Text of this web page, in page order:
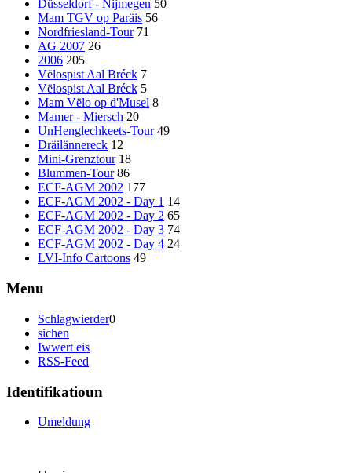
Düsseldorf - Nijmegen 50
Mam TGV op Paräis 56
Nordfriesland-Tour 71
AG 2007 26
2006 205
Vëlospist Aal Bréck 7
Vëlospist Aal Bréck 5
Mam Vëlo op d'Musel 8
Mamer - Miersch 20
UnHenglechkeets-Tour 49
Dräilännereck 12
Mini-Grenztour 18
Blummen-Tour 86
ECF-AGM 2002 177
ECF-AGM 2002 - Day 1 14
ECF-AGM 2002 - Day 2 65
ECF-AGM 2002 - Day 3 74
ECF-AGM 2002 - Day 4 24
LVI-Info Cartoons 49
Menu
Schlagwierder0
sichen
Iwwert eis
RSS-Feed
Identifikatioun
Umeldung